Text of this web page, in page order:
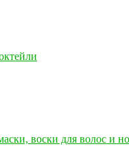
воски для волос и